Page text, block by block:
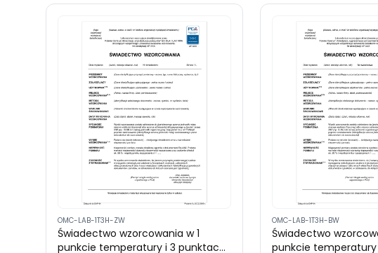
OMC-LAB-1T3H-ZW
Świadectwo wzorcowania w 1
punkcie temperatury i 3 punktach
OMC-LAB-1T3H-BW
Świadectwo
punkcie